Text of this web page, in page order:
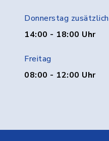
Donnerstag zusätzlich
14:00 - 18:00 Uhr
Freitag
08:00 - 12:00 Uhr